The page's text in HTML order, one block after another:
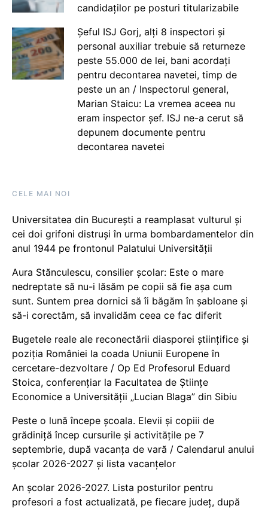
candidaților pe posturi titularizabile
Șeful ISJ Gorj, alți 8 inspectori și
personal auxiliar trebuie să returneze
peste 55.000 de lei, bani acordați
pentru decontarea navetei, timp de
peste un an / Inspectorul general,
Marian Staicu: La vremea aceea nu
eram inspector șef. ISJ ne-a cerut să
depunem documente pentru
decontarea navetei
CELE MAI NOI
Universitatea din București a reamplasat vulturul și
cei doi grifoni distruși în urma bombardamentelor din
anul 1944 pe frontonul Palatului Universității
Aura Stănculescu, consilier școlar: Este o mare
nedreptate să nu-i lăsăm pe copii să fie așa cum
sunt. Suntem prea dornici să îi băgăm în șabloane și
să-i corectăm, să invalidăm ceea ce fac diferit
Bugetele reale ale reconectării diasporei științifice și
poziția României la coada Uniunii Europene în
cercetare-dezvoltare / Op Ed Profesorul Eduard
Stoica, conferențiar la Facultatea de Științe
Economice a Universității „Lucian Blaga” din Sibiu
Peste o lună începe școala. Elevii și copiii de
grădiniță încep cursurile și activitățile pe 7
septembrie, după vacanța de vară / Calendarul anului
școlar 2026-2027 și lista vacanțelor
An școlar 2026-2027. Lista posturilor pentru
profesori a fost actualizată, pe fiecare județ, după